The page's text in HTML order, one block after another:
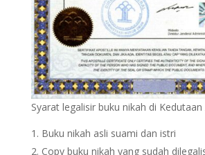
Syarat legalisir buku nikah di Kedutaan
Buku nikah asli suami dan istri
Copy buku nikah yang sudah